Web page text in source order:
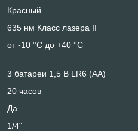
Красный
635 нм Класс лазера II
от -10 °C до +40 °C
3 батареи 1,5 В LR6 (AA)
20 часов
Да
1/4"